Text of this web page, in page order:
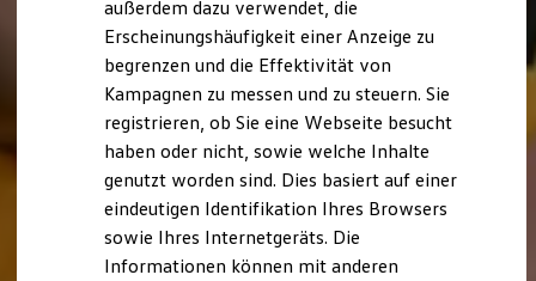
Marke und Erlebnis
Volkswagen R und R Experience
R-Modelle
R Experience
Driving Experience
Volkswagen entdecken
Werkbesichtigung
Lifestyle Shop
T-Roc Kollektion
Golf Kollektion
außerdem dazu verwendet, die
Erscheinungshäufigkeit einer Anzeige zu
begrenzen und die Effektivität von
Kampagnen zu messen und zu steuern. Sie
registrieren, ob Sie eine Webseite besucht
haben oder nicht, sowie welche Inhalte
genutzt worden sind. Dies basiert auf einer
eindeutigen Identifikation Ihres Browsers
sowie Ihres Internetgeräts. Die
Informationen können mit anderen